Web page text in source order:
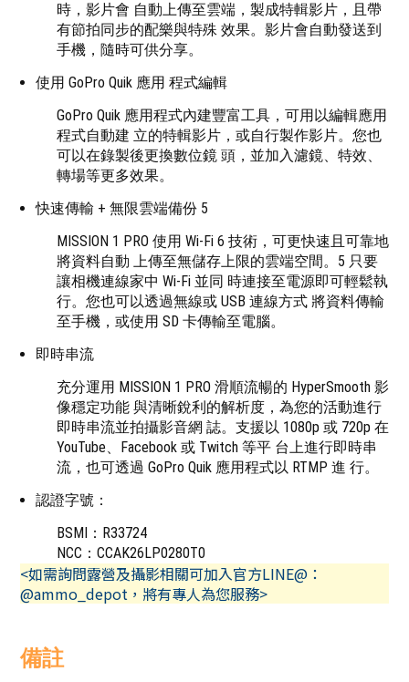
時，影片會 自動上傳至雲端，製成特輯影片，且帶
有節拍同步的配樂與特殊 效果。影片會自動發送到
手機，隨時可供分享。
使用 GoPro Quik 應用 程式編輯
GoPro Quik 應用程式內建豐富工具，可用以編輯應用
程式自動建 立的特輯影片，或自行製作影片。您也
可以在錄製後更換數位鏡 頭，並加入濾鏡、特效、
轉場等更多效果。
快速傳輸 + 無限雲端備份 5
MISSION 1 PRO 使用 Wi-Fi 6 技術，可更快速且可靠地
將資料自動 上傳至無儲存上限的雲端空間。5 只要
讓相機連線家中 Wi-Fi 並同 時連接至電源即可輕鬆執
行。您也可以透過無線或 USB 連線方式 將資料傳輸
至手機，或使用 SD 卡傳輸至電腦。
即時串流
充分運用 MISSION 1 PRO 滑順流暢的 HyperSmooth 影
像穩定功能 與清晰銳利的解析度，為您的活動進行
即時串流並拍攝影音網 誌。支援以 1080p 或 720p 在
YouTube、Facebook 或 Twitch 等平 台上進行即時串
流，也可透過 GoPro Quik 應用程式以 RTMP 進 行。
認證字號：
BSMI：R33724
NCC：CCAK26LP0280T0
<如需詢問露營及攝影相關可加入官方LINE@：
@ammo_depot，將有專人為您服務>
備註